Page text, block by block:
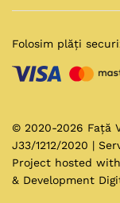
© 2020-2026 Față
J33/1212/2020 |
Project hosted with
& Development
Folosim plăți